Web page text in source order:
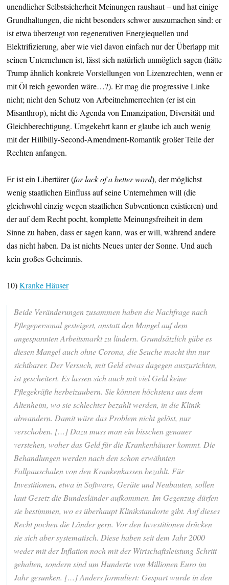
unendlicher Selbstsicherheit Meinungen raushaut – und hat einige
Grundhaltungen, die nicht besonders schwer auszumachen sind: er
ist etwa überzeugt von regenerativen Energiequellen und
Elektrifizierung, aber wie viel davon einfach nur der Überlapp mit
seinen Unternehmen ist, lässt sich natürlich unmöglich sagen (hätte
Trump ähnlich konkrete Vorstellungen von Lizenzrechten, wenn er
mit Öl reich geworden wäre…?). Er mag die progressive Linke
nicht; nicht den Schutz von Arbeitnehmerrechten (er ist ein
Misanthrop), nicht die Agenda von Emanzipation, Diversität und
Gleichberechtigung. Umgekehrt kann er glaube ich auch wenig
mit der Hillbilly-Second-Amendment-Romantik großer Teile der
Rechten anfangen.
Er ist ein Libertärer (for lack of a better word), der möglichst
wenig staatlichen Einfluss auf seine Unternehmen will (die
gleichwohl einzig wegen staatlichen Subventionen existieren) und
der auf dem Recht pocht, komplette Meinungsfreiheit in dem
Sinne zu haben, dass er sagen kann, was er will, während andere
das nicht haben. Da ist nichts Neues unter der Sonne. Und auch
kein großes Geheimnis.
10)Kranke Häuser
Beide Veränderungen zusammen haben die Nachfrage nach
Pflegepersonal gesteigert, anstatt den Mangel auf dem
angespannten Arbeitsmarkt zu lindern. Grundsätzlich gäbe es
diesen Mangel auch ohne Corona, die Seuche macht ihn nur
sichtbarer. Der Versuch, mit Geld etwas dagegen auszurichten,
ist gescheitert. Es lassen sich auch mit viel Geld keine
Pflegekräfte herbeizaubern. Sie können höchstens aus dem
Altenheim, wo sie schlechter bezahlt werden, in die Klinik
abwandern. Damit wäre das Problem nicht gelöst, nur
verschoben. […] Dazu muss man ein bisschen genauer
verstehen, woher das Geld für die Krankenhäuser kommt. Die
Behandlungen werden nach den schon erwähnten
Fallpauschalen von den Krankenkassen bezahlt. Für
Investitionen, etwa in Software, Geräte und Neubauten, sollen
laut Gesetz die Bundesländer aufkommen. Im Gegenzug dürfen
sie bestimmen, wo es überhaupt Klinikstandorte gibt. Auf dieses
Recht pochen die Länder gern. Vor den Investitionen drücken
sie sich aber systematisch. Diese haben seit dem Jahr 2000
weder mit der Inflation noch mit der Wirtschaftsleistung Schritt
gehalten, sondern sind um Hunderte von Millionen Euro im
Jahr gesunken. […] Anders formuliert: Gespart wurde in den